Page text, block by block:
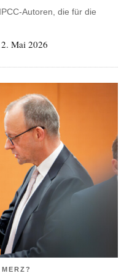
Autoren, die für die
Mai 2026